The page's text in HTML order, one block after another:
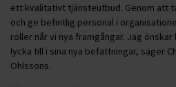
ett kvalitativt tjänsteutbud. Genom att
och ge befintlig personal i
roller når vi nya framgångar. Jag
lycka till i sina nya befattningar, säger
Ohlssons.